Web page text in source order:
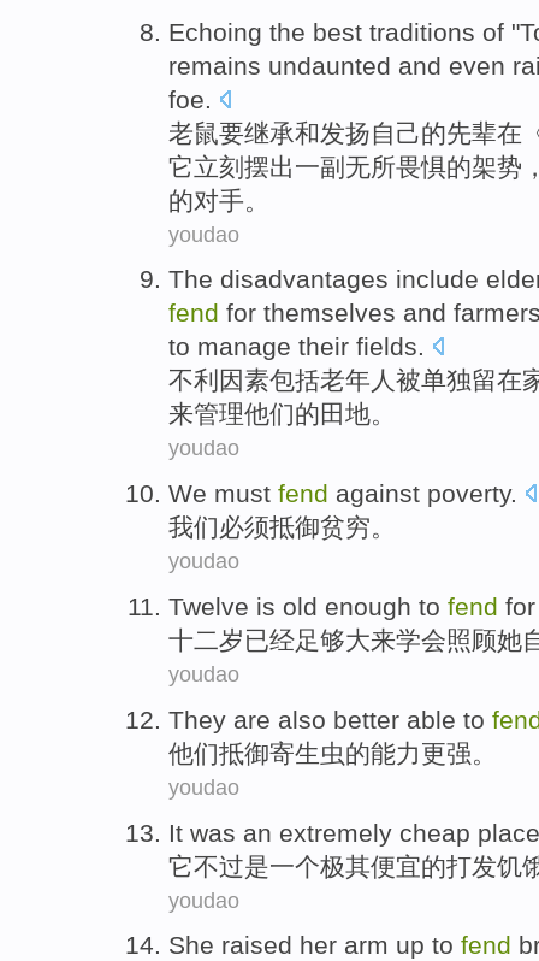
Echoing the best traditions of "
remains undaunted and even
foe
老鼠要继承和发扬自己的先辈在
它立刻摆出一副无所畏惧的架势
的对手。
youdao
The disadvantages include
fend for themselves and
to manage their fields.
不利 因素包括老年人 被单独留在
来管理他们的田地。
youdao
We must fend against poverty.
我们必须抵御贫穷。
youdao
Twelve is old enough to fend for
十二岁已经足够大来学会照顾她
youdao
They are also better able to
他们抵御寄生虫的能力更强。
youdao
It was an extremely cheap place
它不过是一个极其便宜的打发饥
youdao
She raised her arm up to fend